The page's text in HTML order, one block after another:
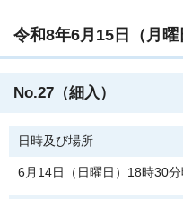
令和8年6月15日（月曜
No.27（細入）
日時及び場所
6月14日（日曜日）18時30